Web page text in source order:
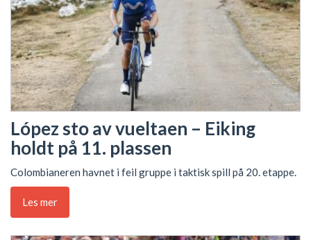
López sto av vueltaen – Eiking
holdt på 11. plassen
Colombianeren havnet i feil gruppe i taktisk spill på 20. etappe.
Les mer